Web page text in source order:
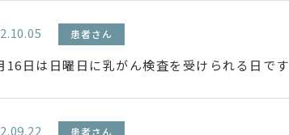
患者さん
16日は日曜日に乳がん検査を受けられる日です
患者さん